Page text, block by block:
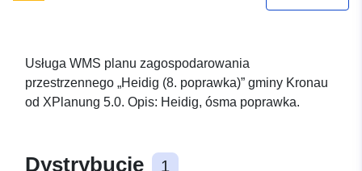
Usługa WMS planu zagospodarowania
przestrzennego „Heidig (8. poprawka)” gminy Kronau
od XPlanung 5.0. Opis: Heidig, ósma poprawka.
Dystrybucje 1